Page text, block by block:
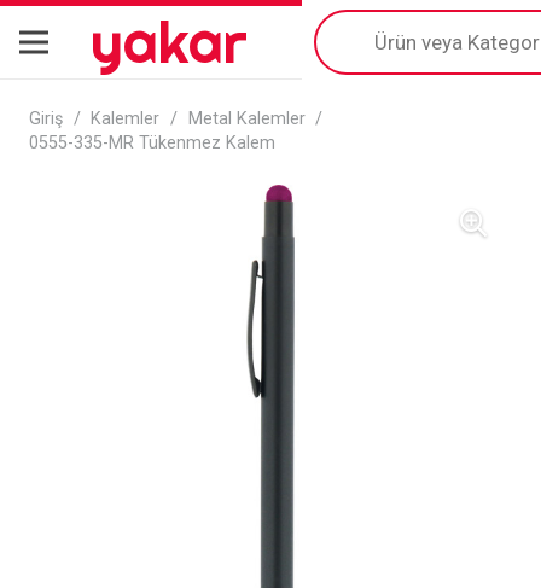
yakar
Products
search
Giriş / Kalemler / Metal Kalemler /
0555-335-MR Tükenmez Kalem